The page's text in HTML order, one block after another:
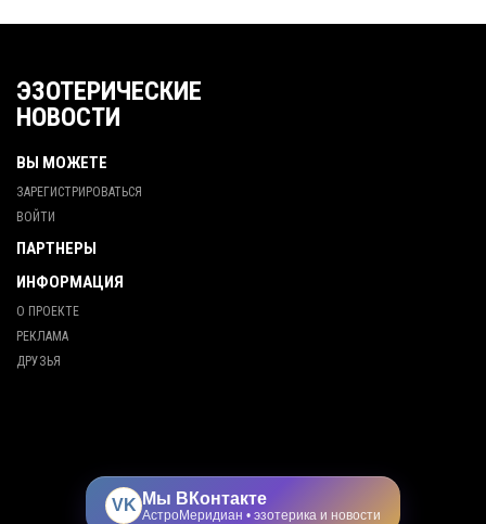
ЭЗОТЕРИЧЕСКИЕ
НОВОСТИ
ВЫ МОЖЕТЕ
ЗАРЕГИСТРИРОВАТЬСЯ
ВОЙТИ
ПАРТНЕРЫ
ИНФОРМАЦИЯ
О ПРОЕКТЕ
РЕКЛАМА
ДРУЗЬЯ
VK Мы ВКонтакте
АстроМеридиан • эзотерика и новости